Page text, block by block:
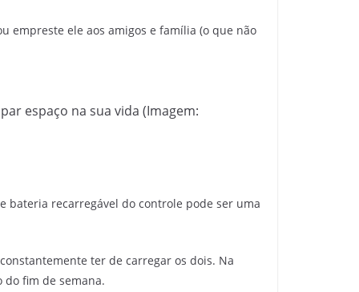
empreste ele aos amigos e família (o que não
espaço na sua vida (Imagem:
bateria recarregável do controle pode ser uma
ter de carregar os dois. Na
fim de semana.